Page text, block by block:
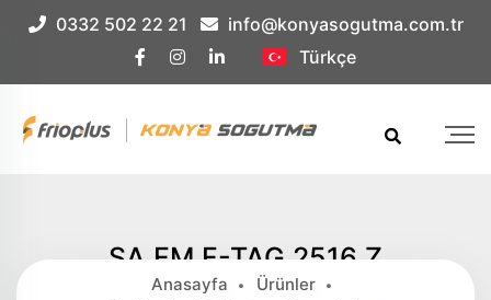
Çerez Örnek0332 502 22 21
info@konyasogutma.com.tr
Türkçe
SA.FM.F-TAG 2516 Z
Anasayfa
Ürünler